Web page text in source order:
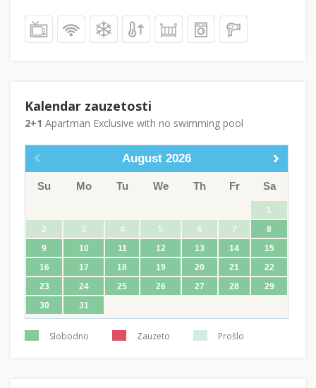
Kalendar zauzetosti
2+1 Apartman Exclusive with no swimming pool
August 2026
Su Mo Tu We Th Fr Sa
1
2
3 4 5 6 7
8
9
10 11 12 13 14
15
16
17 18 19 20 21
22
23
24 25 26 27 28
29
30
31
Slobodno Zauzeto Prošlo